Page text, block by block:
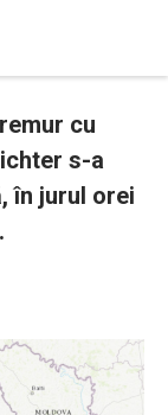
cu
s-a
în jurul orei